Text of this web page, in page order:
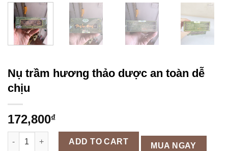
Nụ trầm hương thảo dược an toàn dễ
chịu
172,800₫
Nụ trầm hương thảo dược an toàn dễ chịu quantity
ADD TO CART MUA NGAY